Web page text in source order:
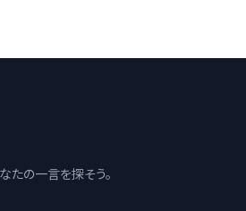
たの一言を探そう。